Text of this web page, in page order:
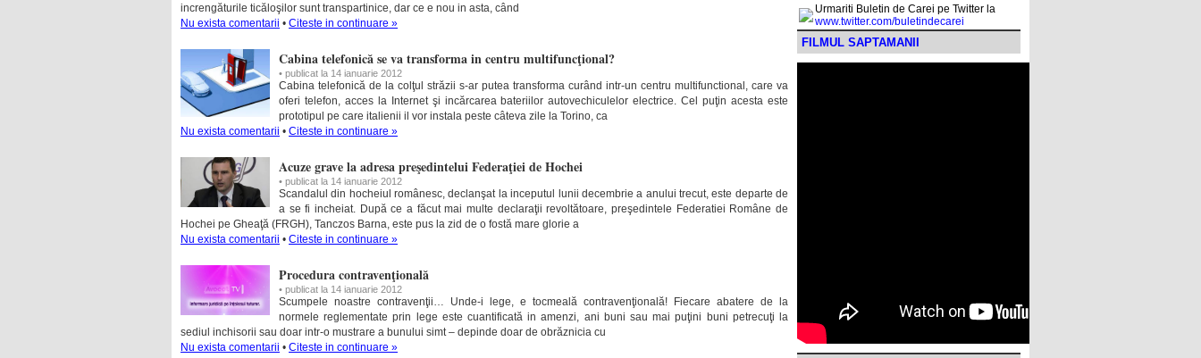
increngăturile ticăloşilor sunt transpartinice, dar ce e nou in asta, când
Nu exista comentarii • Citeste in continuare »
Cabina telefonică se va transforma in centru multifuncţional?
• publicat la 14 ianuarie 2012
Cabina telefonică de la colţul străzii s-ar putea transforma curând intr-un centru multifunctional, care va
oferi telefon, acces la Internet şi incărcarea bateriilor autovechiculelor electrice. Cel puţin acesta este
prototipul pe care italienii il vor instala peste câteva zile la Torino, ca
Nu exista comentarii • Citeste in continuare »
Acuze grave la adresa preşedintelui Federaţiei de Hochei
• publicat la 14 ianuarie 2012
Scandalul din hocheiul românesc, declanşat la inceputul lunii decembrie a anului trecut, este departe de
a se fi incheiat. După ce a făcut mai multe declaraţii revoltătoare, preşedintele Federatiei Române de
Hochei pe Gheaţă (FRGH), Tanczos Barna, este pus la zid de o fostă mare glorie a
Nu exista comentarii • Citeste in continuare »
Procedura contravenţională
• publicat la 14 ianuarie 2012
Scumpele noastre contravenţii… Unde-i lege, e tocmeală contravenţională! Fiecare abatere de la
normele reglementate prin lege este cuantificată in amenzi, ani buni sau mai puţini buni petrecuţi la
sediul inchisorii sau doar intr-o mustrare a bunului simt – depinde doar de obrăznicia cu
Nu exista comentarii • Citeste in continuare »
Urmariti Buletin de Carei pe Twitter la
www.twitter.com/buletindecarei
FILMUL SAPTAMANII